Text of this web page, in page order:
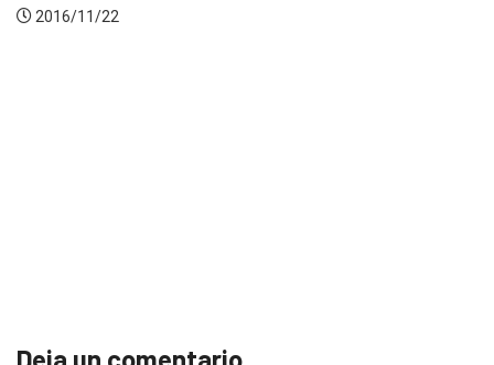
2016/11/22